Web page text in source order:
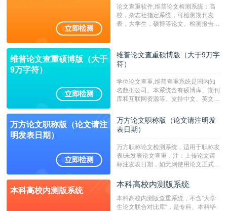
论文查重软件,维普论文检测系统：高
校，杂志社指定系统，可检测期刊发
表，大学生，硕博等论文。检测报告支
维普论文查重硕博版（大于
9万字符）
维普论文查重硕博版（大于9万字
符）
学位论文查重,维普查重系统是国内知
名数据公司。本系统含有硕博库、期刊
库和互联网资源等。支持中文、英文、
定院校！！！
万方论文职称版（论文请注
明发表日期）
万方论文职称版（论文请注明发
表日期）
万方职称论文检测系统，适用于职称发
表/未发表论文查重，注：上传论文请
标注发表日期，如无则使用论文正式发
成时间作为发表日期。
本科高校内测版系统
本科高校内测版系统
本科高校内测版查重系统，不含”大学
生论文联合对比库“，是专科、本科毕